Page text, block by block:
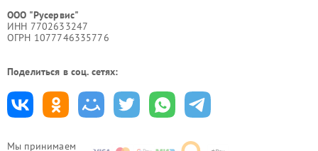
Мы принимаем
ООО "Русервис"
ИНН 7702633247
ОГРН 1077746335776
Поделиться в соц. сетях: